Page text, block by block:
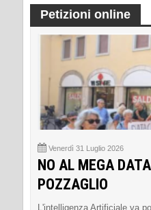
Petizioni online
Venerdì 31 Luglio 2026
NO AL MEGA
POZZAGLIO
L'intelligenza Artificiale va